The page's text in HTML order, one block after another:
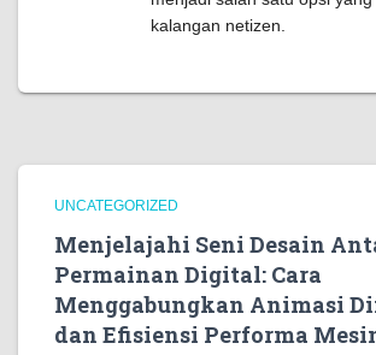
kalangan netizen.
UNCATEGORIZED
Menjelajahi Seni Desain
Permainan Digital: Cara
Menggabungkan Animasi
dan Efisiensi Performa